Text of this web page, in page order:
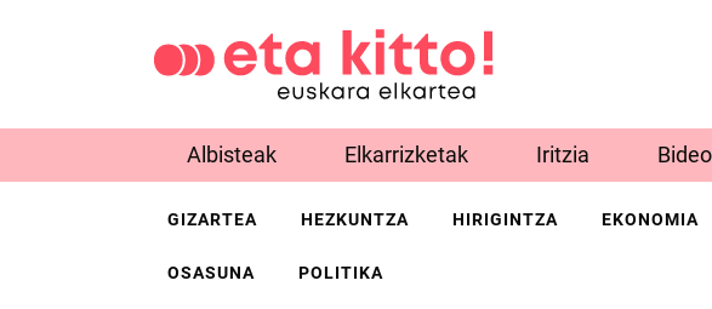
Albisteak Elkarrizketak Iritzia
GIZARTEA HEZKUNTZA HIRIGINTZA EKONOMIA
OSASUNA POLITIKA